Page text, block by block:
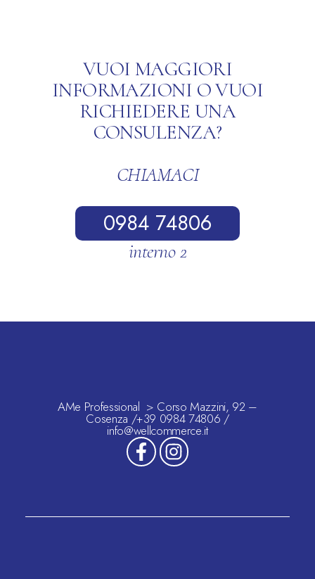
VUOI MAGGIORI
INFORMAZIONI O VUOI
RICHIEDERE UNA
CONSULENZA?
CHIAMACI
0984 74806
interno 2
AMe Professional > Corso Mazzini, 92 –
Cosenza /+39 0984 74806 /
info@wellcommerce.it